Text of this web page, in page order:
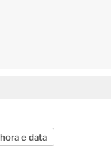
hora e data